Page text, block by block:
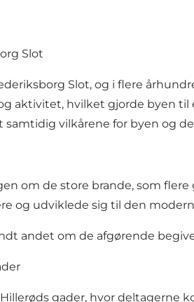
Slot
Slot, og i flere
aktivitet, hvilket gjorde byen
vilkårene for byen og
om de store brande, som
og udviklede sig til den
andet om de afgørende
gader, hvor